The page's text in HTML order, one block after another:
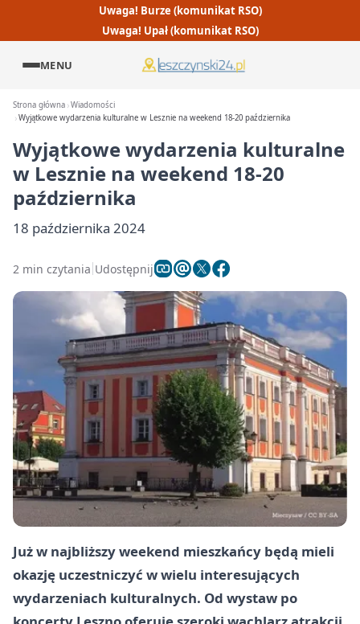
Uwaga! Burze (komunikat RSO)
Uwaga! Upał (komunikat RSO)
MENU
Strona główna Wiadomości
Wyjątkowe wydarzenia kulturalne w Lesznie na weekend 18-20 października
Wyjątkowe wydarzenia kulturalne
w Lesznie na weekend 18-20
października
18 października 2024
2 min czytania Udostępnij
Już w najbliższy weekend mieszkańcy będą mieli
okazję uczestniczyć w wielu interesujących
wydarzeniach kulturalnych. Od wystaw po